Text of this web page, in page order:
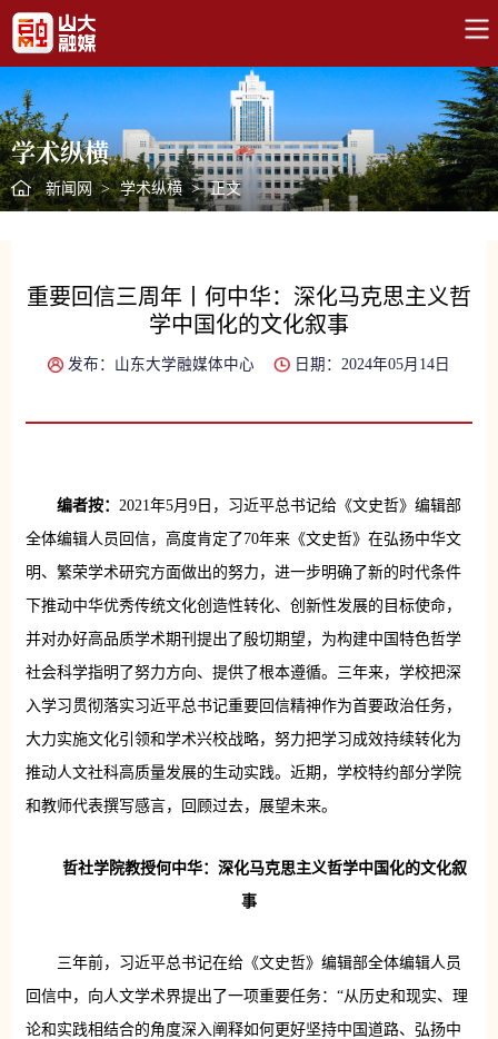
学术纵横
新闻网 > 学术纵横 > 正文
重要回信三周年丨何中华：深化马克思主义哲
学中国化的文化叙事
发布：山东大学融媒体中心 日期：2024年05月14日
编者按： 2021年5月9日，习近平总书记给《文史哲》编辑部
全体编辑人员回信，高度肯定了70年来《文史哲》在弘扬中华文
明、繁荣学术研究方面做出的努力，进一步明确了新的时代条件
下推动中华优秀传统文化创造性转化、创新性发展的目标使命，
并对办好高品质学术期刊提出了殷切期望，为构建中国特色哲学
社会科学指明了努力方向、提供了根本遵循。三年来，学校把深
入学习贯彻落实习近平总书记重要回信精神作为首要政治任务，
大力实施文化引领和学术兴校战略，努力把学习成效持续转化为
推动人文社科高质量发展的生动实践。近期，学校特约部分学院
和教师代表撰写感言，回顾过去，展望未来。
哲社学院教授何中华：深化马克思主义哲学中国化的文化叙
事
三年前，习近平总书记在给《文史哲》编辑部全体编辑人员
回信中，向人文学术界提出了一项重要任务：“从历史和现实、理
论和实践相结合的角度深入阐释如何更好坚持中国道路、弘扬中